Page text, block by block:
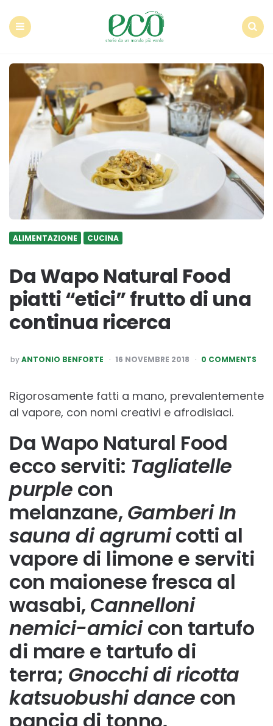
ALIMENTAZIONE CUCINA
Da Wapo Natural Food
piatti “etici” frutto di una
continua ricerca
POSTED
BY
byANTONIO BENFORTE 16 NOVEMBRE 2018 0 COMMENTS
Rigorosamente fatti a mano, prevalentemente
al vapore, con nomi creativi e afrodisiaci.
Da Wapo Natural Food
ecco serviti: Tagliatelle
purple con
melanzane, Gamberi In
sauna di agrumicotti al
vapore di limone e serviti
con maionese fresca al
wasabi, Cannelloni
nemici-amicicon tartufo
di mare e tartufo di
terra; Gnocchi di ricotta
katsuobushi dance con